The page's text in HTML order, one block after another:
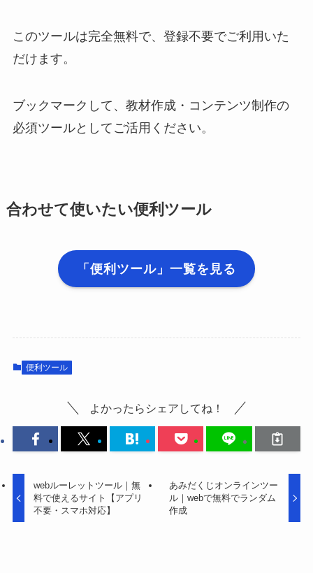
このツールは完全無料で、登録不要でご利用いた
だけます。
ブックマークして、教材作成・コンテンツ制作の
必須ツールとしてご活用ください。
合わせて使いたい便利ツール
「便利ツール」一覧を見る
便利ツール
よかったらシェアしてね！
webルーレットツール｜無
料で使えるサイト【アプリ
不要・スマホ対応】
あみだくじオンラインツー
ル｜webで無料でランダム
作成